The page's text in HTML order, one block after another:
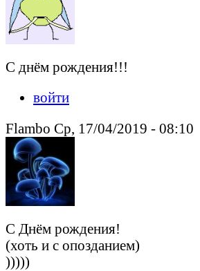
С днём рождения!!!
войти
Flambo Ср, 17/04/2019 - 08:10
С Днём рождения!
(хоть и с опозданием)
)))))